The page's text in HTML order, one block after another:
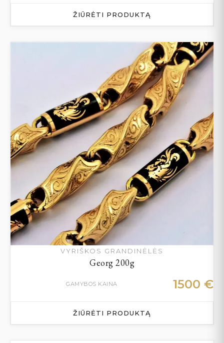
ŽIŪRĖTI PRODUKTĄ
VYRIŠKOS GRANDINĖLĖS
Georg 200g
GAMYBOS KAINA 1500 €
ŽIŪRĖTI PRODUKTĄ